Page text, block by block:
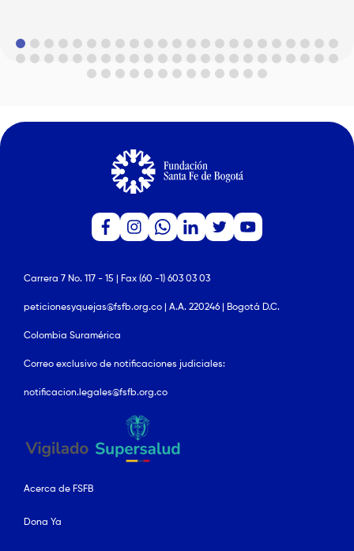
Carrera 7 No. 117 - 15 | Fax (60 -1) 603 03 03
peticionesyquejas@fsfb.org.co | A.A. 220246 | Bogotá D.C.
Colombia Suramérica
Correo exclusivo de notificaciones judiciales:
notificacion.legales@fsfb.org.co
Acerca de FSFB
Dona Ya